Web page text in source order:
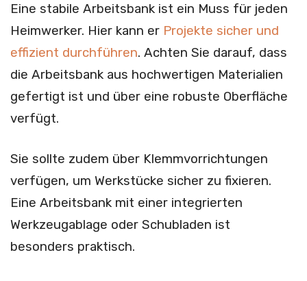
Eine stabile Arbeitsbank ist ein Muss für jeden
Heimwerker. Hier kann er Projekte sicher und
effizient durchführen. Achten Sie darauf, dass
die Arbeitsbank aus hochwertigen Materialien
gefertigt ist und über eine robuste Oberfläche
verfügt.
Sie sollte zudem über Klemmvorrichtungen
verfügen, um Werkstücke sicher zu fixieren.
Eine Arbeitsbank mit einer integrierten
Werkzeugablage oder Schubladen ist
besonders praktisch.